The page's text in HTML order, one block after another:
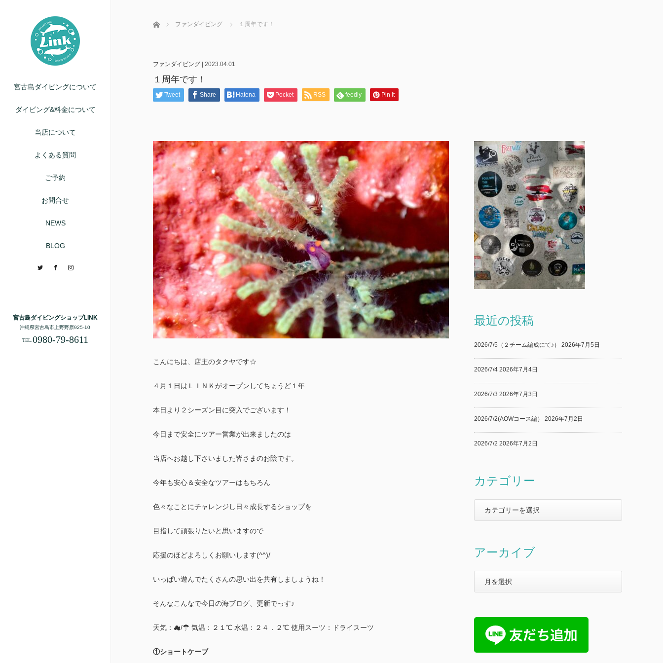
宮古島ダイビングについて
ダイビング&料金について
当店について
よくある質問
ご予約
お問合せ
NEWS
BLOG
TwitterFacebook
宮古島ダイビングショップLINK
沖縄県宮古島市上野野原925-10
TEL.0980-79-8611
ホーム ファンダイビング １周年です！
ファンダイビング| 2023.04.01
１周年です！
Tweet Share Hatena Pocket RSS feedly Pin it
こんにちは、店主のタクヤです☆
４月１日はＬＩＮＫがオープンしてちょうど１年
本日より２シーズン目に突入でございます！
今日まで安全にツアー営業が出来ましたのは
当店へお越し下さいました皆さまのお陰です。
今年も安心＆安全なツアーはもちろん
色々なことにチャレンジし日々成長するショップを
目指して頑張りたいと思いますので
応援のほどよろしくお願いします(^^)/
いっぱい遊んでたくさんの思い出を共有しましょうね！
そんなこんなで今日の海ブログ、更新でっす♪
天気：☁/☂ 気温：２１℃ 水温：２４．２℃ 使用スーツ：ドライスーツ
①ショートケーブ
最近の投稿
2026/7/5（２チーム編成にて♪） 2026年7月5日
2026/7/4 2026年7月4日
2026/7/3 2026年7月3日
2026/7/2(AOWコース編） 2026年7月2日
2026/7/2 2026年7月2日
カテゴリー
アーカイブ